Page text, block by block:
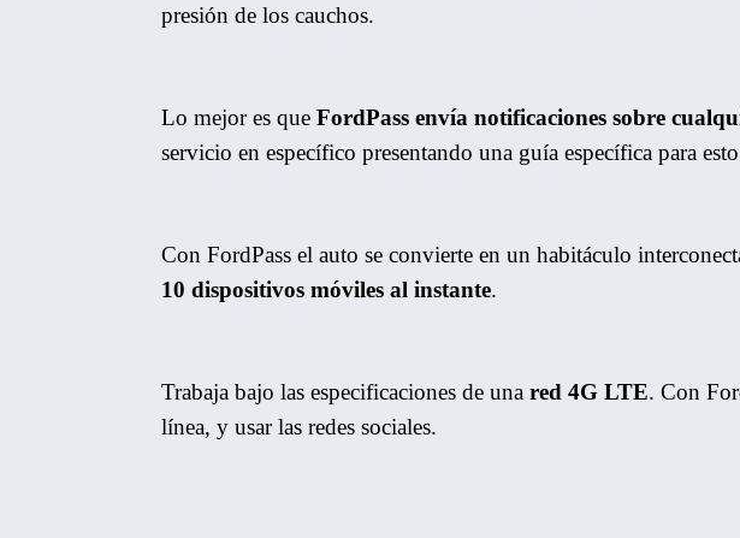
presión de los cauchos.
Lo mejor es queFordPass envía notificaciones sobre
servicio en específico presentando una guía específica para
Con FordPass el auto se convierte en un habitáculo
10 dispositivos móviles al instante.
Trabaja bajo las especificaciones de unared 4G LTE. Con
línea, y usar las redes sociales.